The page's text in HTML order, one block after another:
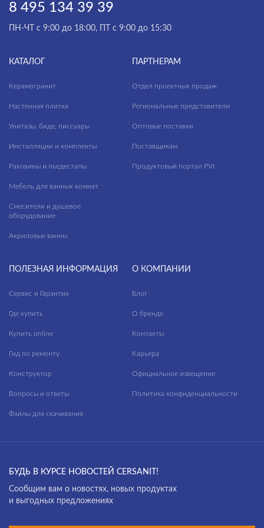
МАТЕРИАЛ
8 495 134 39 39
ПН-ЧТ с 9:00 до 18:00, ПТ с 9:00 до 15:30
КАТАЛОГ
Керамогранит
Настенная плитка
Унитазы, биде, писсуары
Инсталляции и комплекты
Раковины и пьедесталы
Мебель для ванных комнат
Смесители и душевое
оборудование
Акриловые ванны
ПАРТНЕРАМ
Отдел проектных продаж
Региональные представители
Оптовые поставки
Поставщикам
Продуктовый портал PVI
ПОЛЕЗНАЯ ИНФОРМАЦИЯ
Сервис и Гарантия
Где купить
Купить online
Гид по ремонту
Конструктор
Вопросы и ответы
Файлы для скачивания
О КОМПАНИИ
Блог
О бренде
Контакты
Карьера
Официальное извещение
Политика конфиденциальности
БУДЬ В КУРСЕ НОВОСТЕЙ CERSANIT!
Cообщим вам о новостях, новых продуктах
и выгодных предложениях